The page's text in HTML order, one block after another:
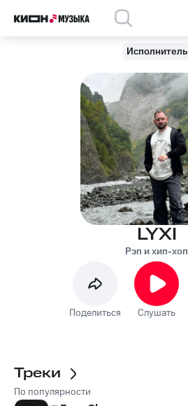
Исполнитель
LYXI
Рэп и хип-хоп
Поделиться Слушать
Треки
По популярности